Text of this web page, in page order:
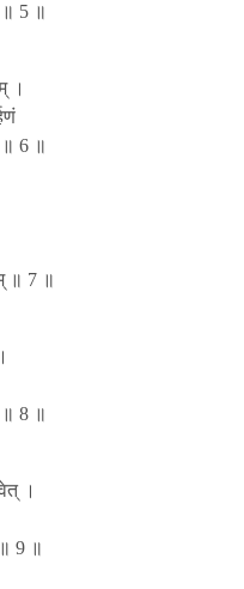
॥ 5 ॥
।
॥ 6 ॥
॥ 7 ॥
॥ 8 ॥
।
9 ॥